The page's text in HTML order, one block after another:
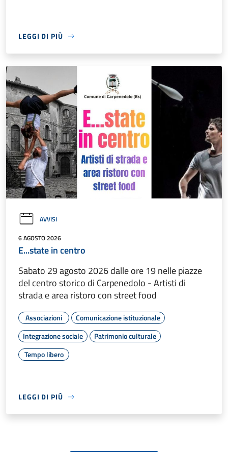
LEGGI DI PIÙ
AVVISI
6 AGOSTO 2026
E...state in centro
Sabato 29 agosto 2026 dalle ore 19 nelle piazze
del centro storico di Carpenedolo - Artisti di
strada e area ristoro con street food
Associazioni
Comunicazione istituzionale
Integrazione sociale
Patrimonio culturale
Tempo libero
LEGGI DI PIÙ